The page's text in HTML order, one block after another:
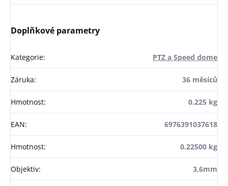
Doplňkové parametry
Kategorie: PTZ a Speed dome
Záruka: 36 měsíců
Hmotnost: 0.225 kg
EAN: 6976391037618
Hmotnost: 0.22500 kg
Objektiv: 3,6mm